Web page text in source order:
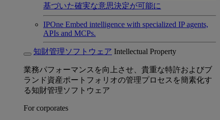
基づいた確実な意思決定が可能に
IPOne Embed intelligence with specialized IP agents,
APIs and MCPs.
知財管理ソフトウェア Intellectual Property
業務パフォーマンスを向上させ、貴重な特許およびブ
ランド資産ポートフォリオの管理プロセスを簡素化す
る知財管理ソフトウェア
For corporates